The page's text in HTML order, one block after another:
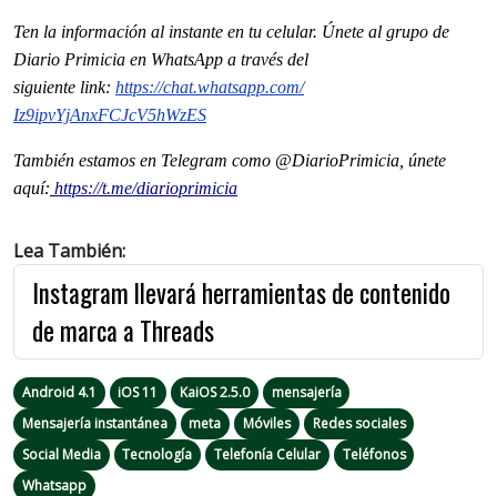
Ten la información al instante en tu celular. Únete al grupo de
Diario Primicia en WhatsApp a través del
siguiente link: https://chat.whatsapp.com/
Iz9ipvYjAnxFCJcV5hWzES
También estamos en Telegram como @DiarioPrimicia, únete
aquí: https://t.me/diarioprimicia
Lea También:
Instagram llevará herramientas de contenido
de marca a Threads
Android 4.1 iOS 11 KaiOS 2.5.0
mensajería
Mensajería instantánea
meta Móviles
Redes sociales
Social Media
Tecnología Telefonía Celular
Teléfonos
Whatsapp